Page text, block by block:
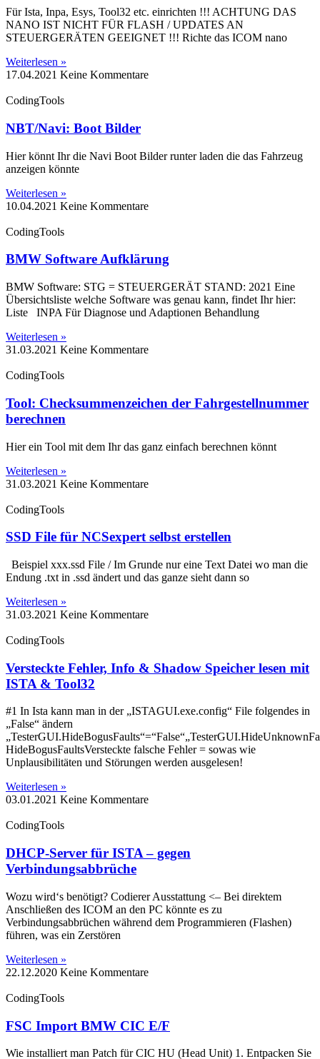
Für Ista, Inpa, Esys, Tool32 etc. einrichten !!! ACHTUNG DAS
NANO IST NICHT FÜR FLASH / UPDATES AN
STEUERGERÄTEN GEEIGNET !!! Richte das ICOM nano
Weiterlesen »
17.04.2021 Keine Kommentare
CodingTools
NBT/Navi: Boot Bilder
Hier könnt Ihr die Navi Boot Bilder runter laden die das Fahrzeug
anzeigen könnte
Weiterlesen »
10.04.2021 Keine Kommentare
CodingTools
BMW Software Aufklärung
BMW Software: STG = STEUERGERÄT STAND: 2021 Eine
Übersichtsliste welche Software was genau kann, findet Ihr hier:
Liste INPA Für Diagnose und Adaptionen Behandlung
Weiterlesen »
31.03.2021 Keine Kommentare
CodingTools
Tool: Checksummenzeichen der Fahrgestellnummer
berechnen
Hier ein Tool mit dem Ihr das ganz einfach berechnen könnt
Weiterlesen »
31.03.2021 Keine Kommentare
CodingTools
SSD File für NCSexpert selbst erstellen
Beispiel xxx.ssd File / Im Grunde nur eine Text Datei wo man die
Endung .txt in .ssd ändert und das ganze sieht dann so
Weiterlesen »
31.03.2021 Keine Kommentare
CodingTools
Versteckte Fehler, Info & Shadow Speicher lesen mit
ISTA & Tool32
#1 In Ista kann man in der „ISTAGUI.exe.config“ File folgendes in
„False“ ändern
HideBogusFaultsVersteckte falsche Fehler = sowas wie
Unplausibilitäten und Störungen werden ausgelesen!
Weiterlesen »
03.01.2021 Keine Kommentare
CodingTools
DHCP-Server für ISTA – gegen
Verbindungsabbrüche
Wozu wird‘s benötigt? Codierer Ausstattung <– Bei direktem
Anschließen des ICOM an den PC könnte es zu
Verbindungsabbrüchen während dem Programmieren (Flashen)
führen, was ein Zerstören
Weiterlesen »
22.12.2020 Keine Kommentare
CodingTools
FSC Import BMW CIC E/F
Wie installiert man Patch für CIC HU (Head Unit) 1. Entpacken Sie